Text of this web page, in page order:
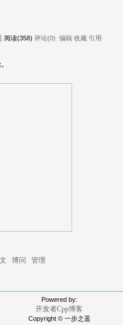
阅读(358) 评论(0) 编辑 收藏 引用
博问 管理
Powered by:
开发者Cpp博客
Copyright © 一步之遥